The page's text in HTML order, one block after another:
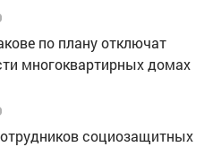
по плану отключат
многоквартирных домах
социозащитных